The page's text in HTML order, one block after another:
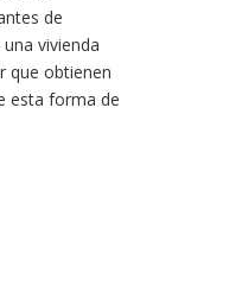
de
vivienda
que obtienen
esta forma de